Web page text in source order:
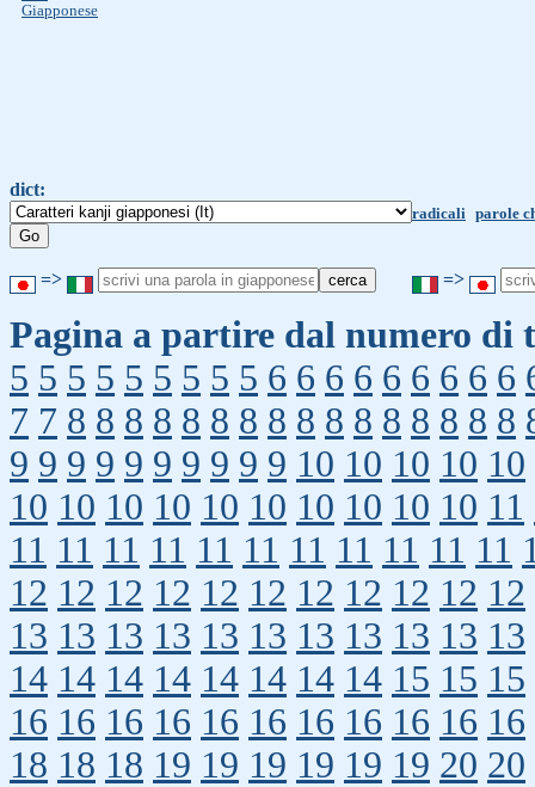
Giapponese
dict:
radicali parole
=> =>
Pagina a partire dal numero di
5 5 5 5 5 5 5 5 5 6 6 6 6 6 6 6 6 6
7 7 8 8 8 8 8 8 8 8 8 8 8 8 8 8 8 8
9 9 9 9 9 9 9 9 9 9 10 10 10 10 10
10 10 10 10 10 10 10 10 10 10 11
11 11 11 11 11 11 11 11 11 11 11
12 12 12 12 12 12 12 12 12 12 12
13 13 13 13 13 13 13 13 13 13 13
14 14 14 14 14 14 14 14 15 15 15
16 16 16 16 16 16 16 16 16 16 16
18 18 18 19 19 19 19 19 19 20 20